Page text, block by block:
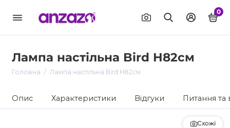
0
Лампа настільна Bird H82см
Головна Лампа настільна Bird H82см
Опис Характеристики Відгуки Питання та
Схожі